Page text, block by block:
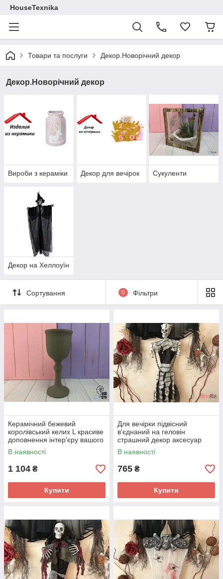
HouseTexnika
Товари та послуги Декор.Новорічний декор
Декор.Новорічний декор
Вироби з кераміки Декор для вечірок Сукуленти
Декор на Хеллоуїн
Сортування 0 Фільтри
Керамічний бежевий
королівський келих L красиве
доповнення інтер'єру вашого
дому
В наявності
1 104 ₴
Купити
Для вечірки підвісний
в'єднаний на геловін
страшний декор аксесуар
В наявності
765 ₴
Купити